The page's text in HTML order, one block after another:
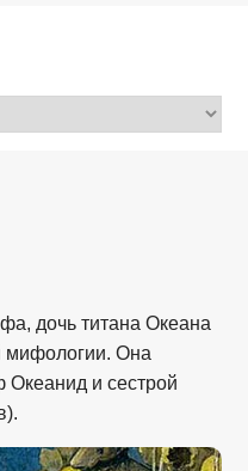
дочь титана Океана
мифологии. Она
Океанид и сестрой